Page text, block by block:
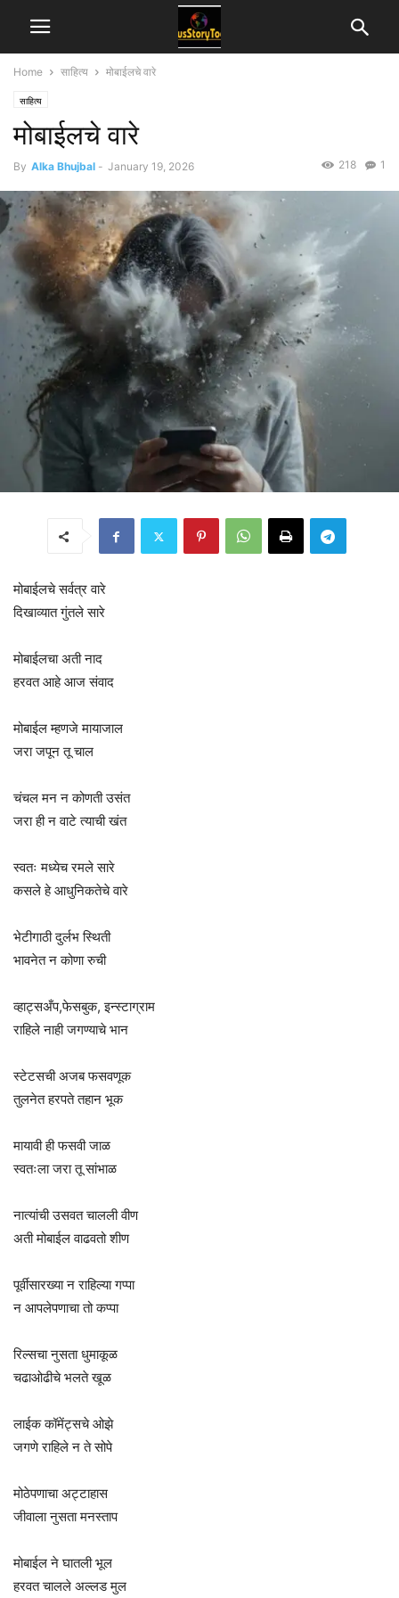
Home साहित्य मोबाईलचे वारे
साहित्य
मोबाईलचे वारे
By Alka Bhujbal - January 19, 2026 1
218
मोबाईलचे सर्वत्र वारे
दिखाव्यात गुंतले सारे
मोबाईलचा अती नाद
हरवत आहे आज संवाद
मोबाईल म्हणजे मायाजाल
जरा जपून तू चाल
चंचल मन न कोणती उसंत
जरा ही न वाटे त्याची खंत
स्वतः मध्येच रमले सारे
कसले हे आधुनिकतेचे वारे
भेटीगाठी दुर्लभ स्थिती
भावनेत न कोणा रुची
व्हाट्सअँप,फेसबुक, इन्स्टाग्राम
राहिले नाही जगण्याचे भान
स्टेटसची अजब फसवणूक
तुलनेत हरपते तहान भूक
मायावी ही फसवी जाळ
स्वतःला जरा तू सांभाळ
नात्यांची उसवत चालली वीण
अती मोबाईल वाढवतो शीण
पूर्वीसारख्या न राहिल्या गप्पा
न आपलेपणाचा तो कप्पा
रिल्सचा नुसता धुमाकूळ
चढाओढीचे भलते खूळ
लाईक कॉमेंट्सचे ओझे
जगणे राहिले न ते सोपे
मोठेपणाचा अट्टाहास
जीवाला नुसता मनस्ताप
मोबाईल ने घातली भूल
हरवत चालले अल्लड मुल